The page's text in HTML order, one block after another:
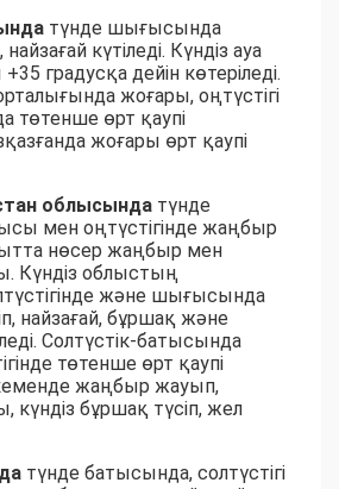
түнде шығысында
күтіледі. Күндіз ауа
градусқа дейін көтеріледі.
жоғары, оңтүстігі
өрт қаупі
жоғары өрт қаупі
облысында түнде
мен оңтүстігінде жаңбыр
нөсер жаңбыр мен
Күндіз облыстың
және шығысында
найзағай, бұршақ және
Солтүстік-батысында
төтенше өрт қаупі
жаңбыр жауып,
күндіз бұршақ түсіп, жел
түнде батысында, солтүстігі